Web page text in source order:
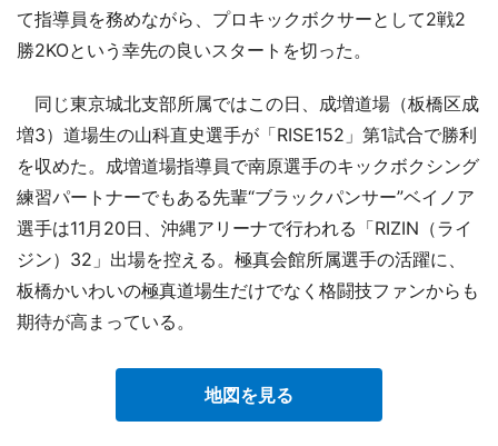
て指導員を務めながら、プロキックボクサーとして2戦2
勝2KOという幸先の良いスタートを切った。
同じ東京城北支部所属ではこの日、成増道場（板橋区成
増3）道場生の山科直史選手が「RISE152」第1試合で勝利
を収めた。成増道場指導員で南原選手のキックボクシング
練習パートナーでもある先輩“ブラックパンサー”ベイノア
選手は11月20日、沖縄アリーナで行われる「RIZIN（ライ
ジン）32」出場を控える。極真会館所属選手の活躍に、
板橋かいわいの極真道場生だけでなく格闘技ファンからも
期待が高まっている。
地図を見る